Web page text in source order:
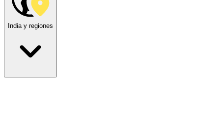
India y regiones